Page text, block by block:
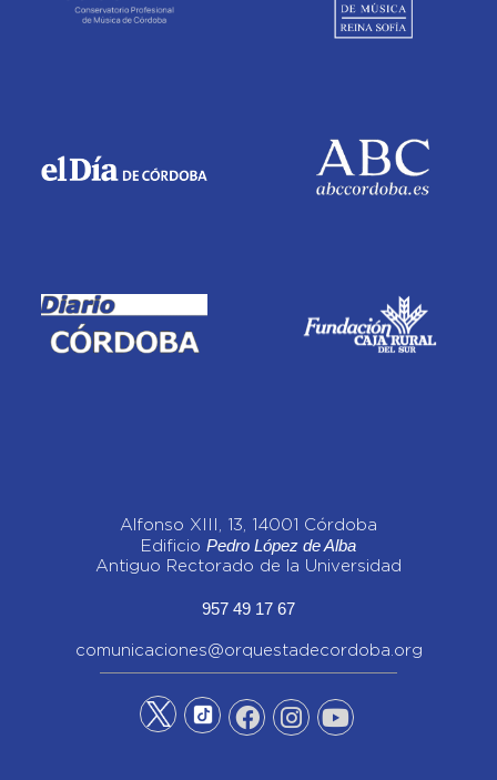
Alfonso XIII, 13, 14001 Córdoba
Edificio Pedro López de Alba
Antiguo Rectorado de la Universidad
957 49 17 67
comunicaciones@orquestadecordoba.org